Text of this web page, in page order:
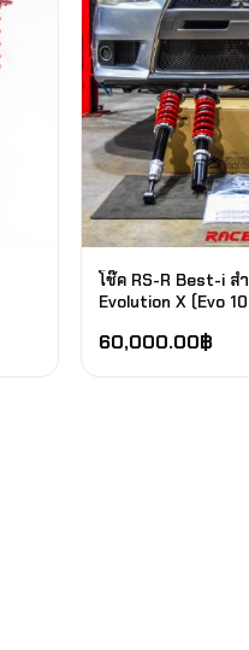
โช๊ค RS-R Best-i ส
Evolution X (Evo
60,000.00฿